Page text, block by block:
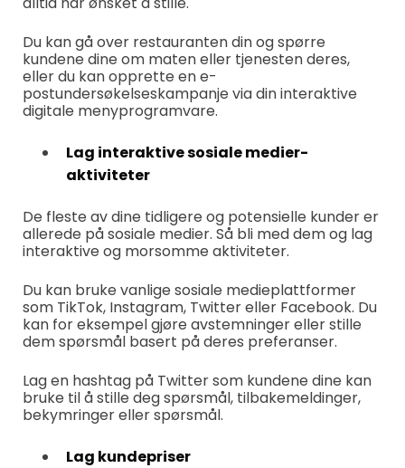
Du kan gå over restauranten din og spørre
kundene dine om maten eller tjenesten deres,
eller du kan opprette en e-
postundersøkelseskampanje via din interaktive
digitale menyprogramvare.
Lag interaktive sosiale medier-
aktiviteter
De fleste av dine tidligere og potensielle kunder er
allerede på sosiale medier. Så bli med dem og lag
interaktive og morsomme aktiviteter.
Du kan bruke vanlige sosiale medieplattformer
som TikTok, Instagram, Twitter eller Facebook. Du
kan for eksempel gjøre avstemninger eller stille
dem spørsmål basert på deres preferanser.
Lag en hashtag på Twitter som kundene dine kan
bruke til å stille deg spørsmål, tilbakemeldinger,
bekymringer eller spørsmål.
Lag kundepriser